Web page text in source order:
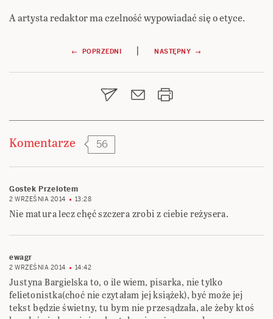
A artysta redaktor ma czelność wypowiadać się o etyce.
Nawigacja
wpisu
← POPRZEDNI | NASTĘPNY →
Komentarze 56
Gostek Przelotem
2 WRZEŚNIA 2014 13:28
Nie matura lecz chęć szczera zrobi z ciebie reżysera.
ewagr
2 WRZEŚNIA 2014 14:42
Justyna Bargielska to, o ile wiem, pisarka, nie tylko
felietonistka(choć nie czytałam jej książek), być może jej
tekst będzie świetny, tu bym nie przesądzała, ale żeby ktoś